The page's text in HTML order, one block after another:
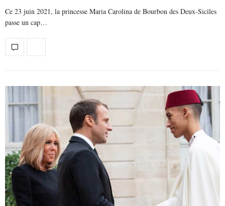
Ce 23 juin 2021, la princesse Maria Carolina de Bourbon des Deux-Siciles
passe un cap…